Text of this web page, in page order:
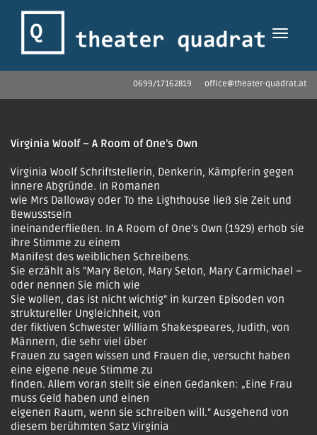
0699/17162819 office@theater-quadrat.at
Virginia Woolf – A Room of One’s Own
Virginia Woolf Schriftstellerin, Denkerin, Kämpferin gegen
innere Abgründe. In Romanen
wie Mrs Dalloway oder To the Lighthouse ließ sie Zeit und
Bewusstsein
ineinanderfließen. In A Room of One’s Own (1929) erhob sie
ihre Stimme zu einem
Manifest des weiblichen Schreibens.
Sie erzählt als “Mary Beton, Mary Seton, Mary Carmichael –
oder nennen Sie mich wie
Sie wollen, das ist nicht wichtig” in kurzen Episoden von
struktureller Ungleichheit, von
der fiktiven Schwester William Shakespeares, Judith, von
Männern, die sehr viel über
Frauen zu sagen wissen und Frauen die, versucht haben
eine eigene neue Stimme zu
finden. Allem voran stellt sie einen Gedanken: „Eine Frau
muss Geld haben und einen
eigenen Raum, wenn sie schreiben will.“ Ausgehend von
diesem berühmten Satz Virginia